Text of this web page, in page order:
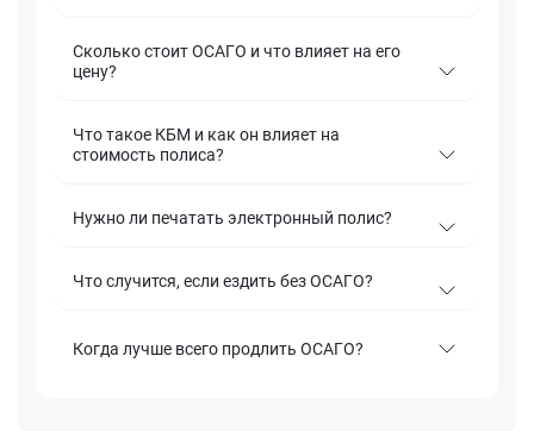
Сколько стоит ОСАГО и что влияет на его
цену?
Что такое КБМ и как он влияет на
стоимость полиса?
Нужно ли печатать электронный полис?
Что случится, если ездить без ОСАГО?
Когда лучше всего продлить ОСАГО?